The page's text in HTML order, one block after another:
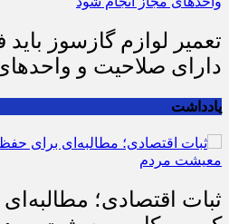
تعمیر لوازم گازسوز
دارای صلاحیت و
یادداشت
ثبات اقتصادی؛